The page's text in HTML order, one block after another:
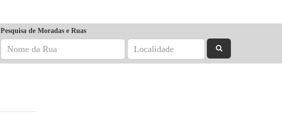
Pesquisa de Moradas e Ruas